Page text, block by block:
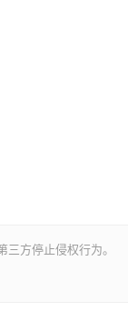
方停止侵权行为。